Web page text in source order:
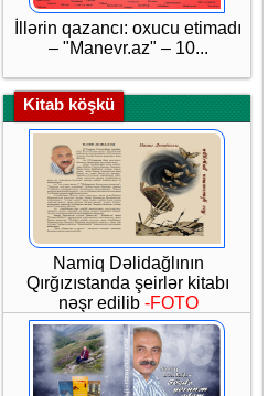
İllərin qazancı: oxucu etimadı
– "Manevr.az" – 10...
Kitab köşkü
Namiq Dəlidağlının
Qırğızıstanda şeirlər kitabı
nəşr edilib -FOTO